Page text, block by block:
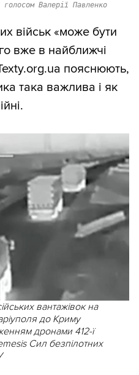
Валерії Павленко
військ «може бути
вже в найближчі
пояснюють,
така важлива і як
вантажівок на
до Криму
дронами 412-ї
Сил безпілотних